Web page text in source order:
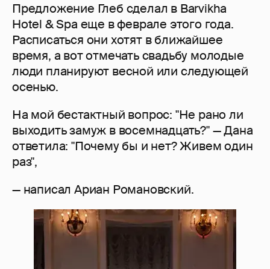
Предложение Глеб сделал в Barvikha
Hotel & Spa еще в феврале этого года.
Расписаться они хотят в ближайшее
время, а вот отмечать свадьбу молодые
люди планируют весной или следующей
осенью.
На мой бестактный вопрос: "Не рано ли
выходить замуж в восемнадцать?" — Дана
ответила: "Почему бы и нет? Живем один
раз",
— написал Ариан Романовский.